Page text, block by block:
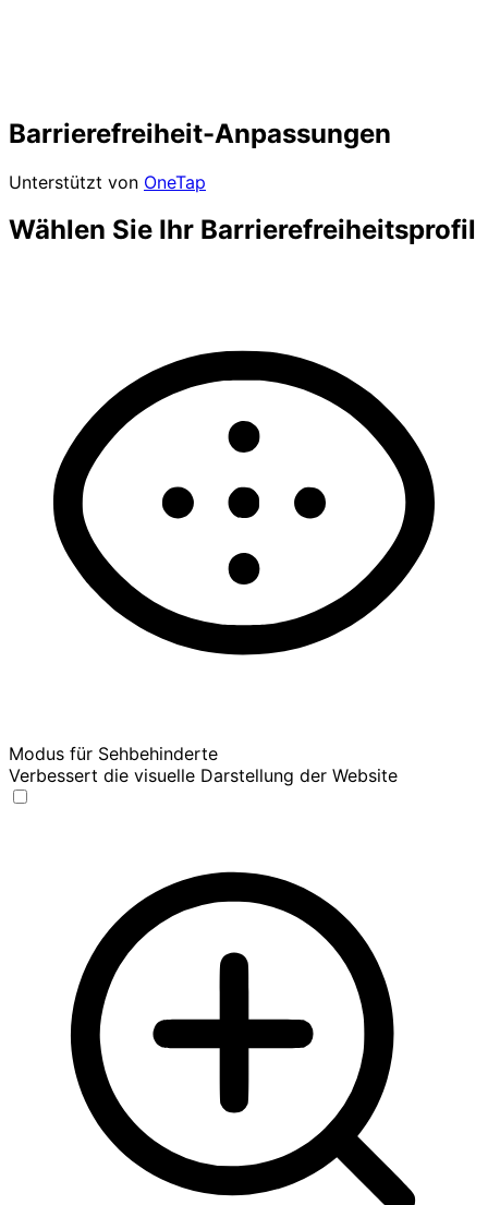
Barrierefreiheit-Anpassungen
Unterstützt von OneTap
Wählen Sie Ihr Barrierefreiheitsprofil
Modus für Sehbehinderte
Verbessert die visuelle Darstellung der Website